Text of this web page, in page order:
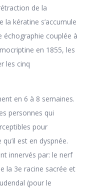
de la
kératine s’accumule
échographie couplée à
en 1855, les
les cinq
en 6 à 8 semaines.
personnes qui
pour
est en dyspnée.
innervés par: le nerf
la 3e racine sacrée et
(pour le